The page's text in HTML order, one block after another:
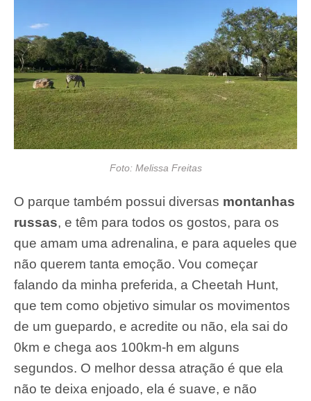
Foto: Melissa Freitas
O parque também possui diversas montanhas
russas, e têm para todos os gostos, para os
que amam uma adrenalina, e para aqueles que
não querem tanta emoção. Vou começar
falando da minha preferida, a Cheetah Hunt,
que tem como objetivo simular os movimentos
de um guepardo, e acredite ou não, ela sai do
0km e chega aos 100km-h em alguns
segundos. O melhor dessa atração é que ela
não te deixa enjoado, ela é suave, e não